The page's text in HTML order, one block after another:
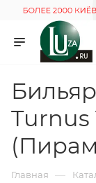
Turnus
Главная —